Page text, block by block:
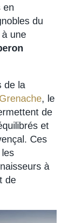
en
du
une
de la
Grenache, le
de
et
Ces
à
de